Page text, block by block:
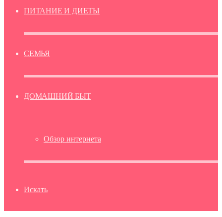
ПИТАНИЕ И ДИЕТЫ
СЕМЬЯ
ДОМАШНИЙ БЫТ
Обзор интернета
Искать